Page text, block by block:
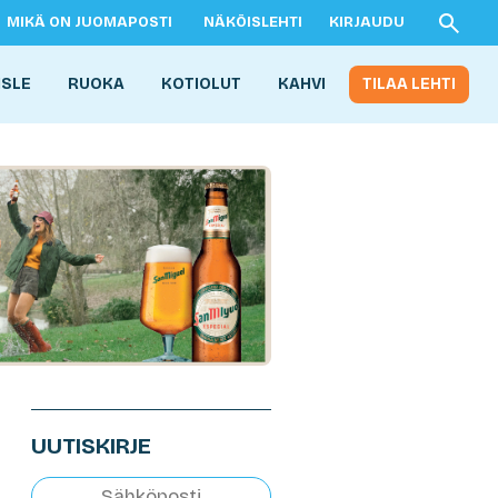
MIKÄ ON JUOMAPOSTI NÄKÖISLEHTI KIRJAUDU
RUOKA KOTIOLUT KAHVI TILAA LEHTI
UUTISKIRJE